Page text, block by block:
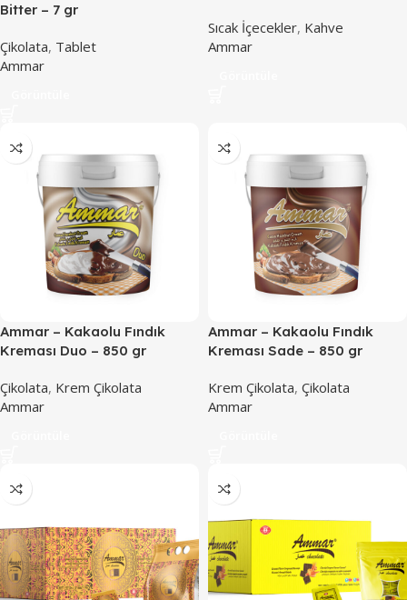
Bitter – 7 gr
Çikolata, Tablet
Ammar
Sıcak İçecekler, Kahve
Ammar
Ammar – Kakaolu Fındık
Kreması Duo – 850 gr
Çikolata, Krem Çikolata
Ammar
Ammar – Kakaolu Fındık
Kreması Sade – 850 gr
Krem Çikolata, Çikolata
Ammar